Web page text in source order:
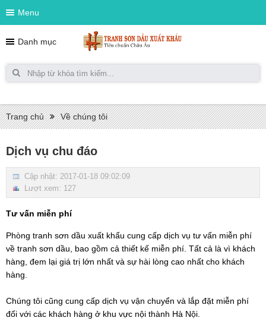
Menu
Danh mục
Trang chủ Về chúng tôi
Dịch vụ chu đáo
Cập nhật: 2017-01-18 09:02:09
Lượt xem: 127
Tư vấn miễn phí
Phòng tranh sơn dầu xuất khẩu cung cấp dịch vụ tư vấn miễn phí
về tranh sơn dầu, bao gồm cả thiết kế miễn phí. Tất cả là vì khách
hàng, đem lại giá trị lớn nhất và sự hài lòng cao nhất cho khách
hàng.
Chúng tôi cũng cung cấp dịch vụ vận chuyển và lắp đặt miễn phí
đối với các khách hàng ở khu vực nội thành Hà Nội.